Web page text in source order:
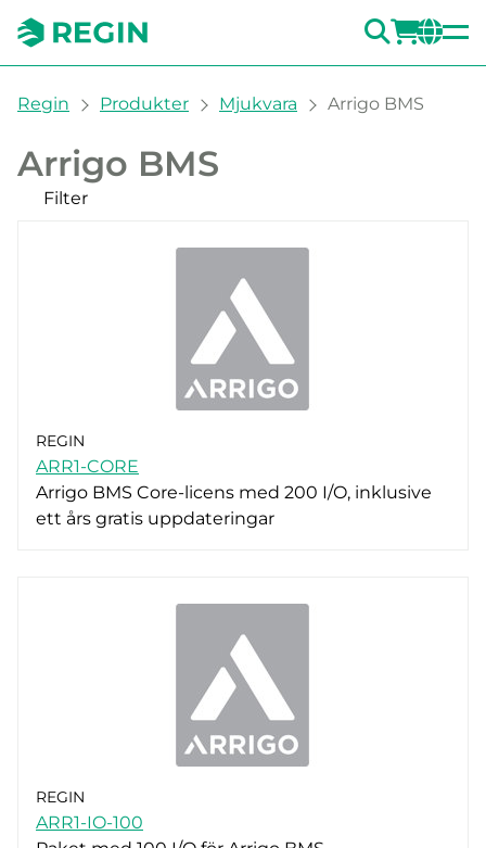
SÖK
You are here:
Regin Produkter Mjukvara Arrigo BMS
Arrigo BMS
Filter
REGIN
ARR1-CORE
Arrigo BMS Core-licens med 200 I/O, inklusive
ett års gratis uppdateringar
REGIN
ARR1-IO-100